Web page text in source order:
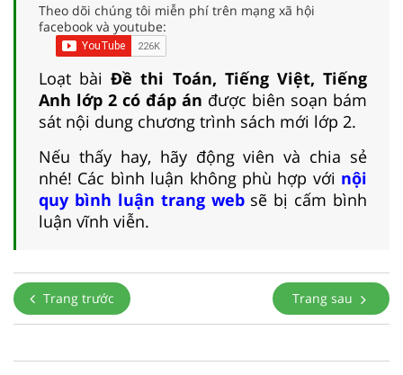
Theo dõi chúng tôi miễn phí trên mạng xã hội
facebook và youtube:
Loạt bàiĐề thi Toán, Tiếng Việt, Tiếng
Anh lớp 2 có đáp án được biên soạn bám
sát nội dung chương trình sách mới lớp 2.
Nếu thấy hay, hãy động viên và chia sẻ
nhé! Các bình luận không phù hợp với nội
quy bình luận trang websẽ bị cấm bình
luận vĩnh viễn.
Trang trước Trang sau